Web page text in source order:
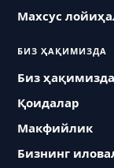
Махсус
БИЗ ҲАҚИМИЗДА
Биз ҳақимизда
Қоидалар
Макфийлик
Бизнинг